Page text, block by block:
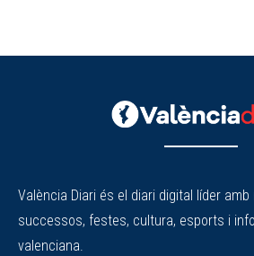
València Diari és el diari digital líder
successos, festes, cultura, esports i
valenciana.